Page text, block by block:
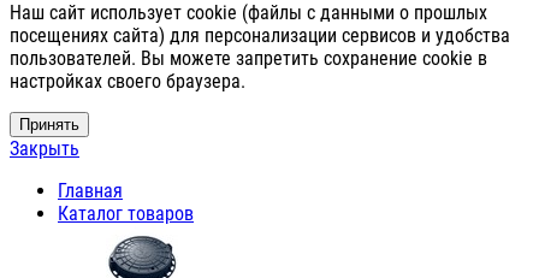
Наш сайт использует cookie (файлы с данными о прошлых
посещениях сайта) для персонализации сервисов и удобства
пользователей. Вы можете запретить сохранение cookie в
настройках своего браузера.
Принять
Закрыть
Главная
Каталог товаров